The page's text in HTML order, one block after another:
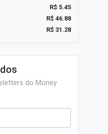
R$ 5.45
R$ 46.88
R$ 31.28
do Money